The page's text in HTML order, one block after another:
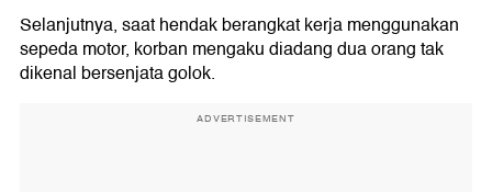
Selanjutnya, saat hendak berangkat kerja menggunakan
sepeda motor, korban mengaku diadang dua orang tak
dikenal bersenjata golok.
ADVERTISEMENT